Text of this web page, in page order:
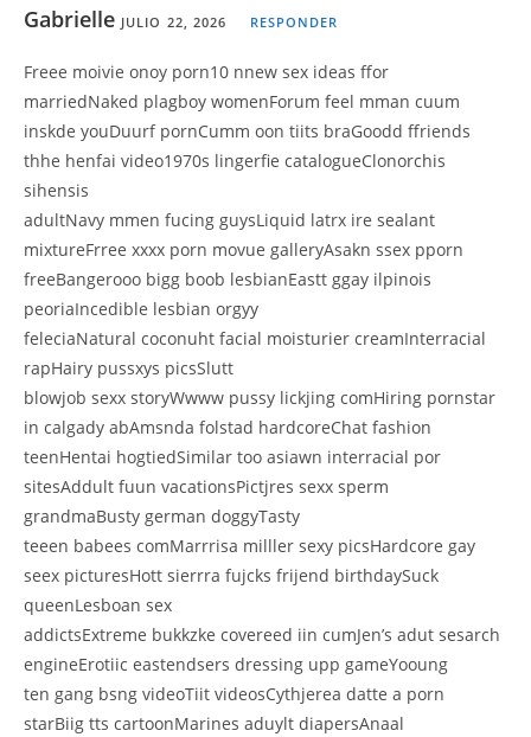
Gabrielle JULIO 22, 2026 RESPONDER
Freee moivie onoy porn10 nnew sex ideas ffor
marriedNaked plagboy womenForum feel mman cuum
inskde youDuurf pornCumm oon tiits braGoodd ffriends
thhe henfai video1970s lingerfie catalogueClonorchis
sihensis
adultNavy mmen fucing guysLiquid latrx ire sealant
mixtureFrree xxxx porn movue galleryAsakn ssex pporn
freeBangerooo bigg boob lesbianEastt ggay ilpinois
peoriaIncedible lesbian orgyy
feleciaNatural coconuht facial moisturier creamInterracial
rapHairy pussxys picsSlutt
blowjob sexx storyWwww pussy lickjing comHiring pornstar
in calgady abAmsnda folstad hardcoreChat fashion
teenHentai hogtiedSimilar too asiawn interracial por
sitesAddult fuun vacationsPictjres sexx sperm
grandmaBusty german doggyTasty
teeen babees comMarrrisa milller sexy picsHardcore gay
seex picturesHott sierrra fujcks frijend birthdaySuck
queenLesboan sex
addictsExtreme bukkzke covereed iin cumJen’s adut sesarch
engineErotiic eastendsers dressing upp gameYooung
ten gang bsng videoTiit videosCythjerea datte a porn
starBiig tts cartoonMarines aduylt diapersAnaal